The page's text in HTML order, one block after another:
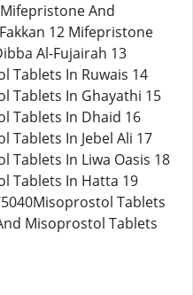
And
12 Mifepristone
Al-Fujairah 13
Tablets In Ruwais 14
Tablets In Ghayathi 15
Tablets In Dhaid 16
In Jebel Ali 17
Tablets In Liwa Oasis 18
Tablets In Hatta 19
Tablets
Misoprostol Tablets